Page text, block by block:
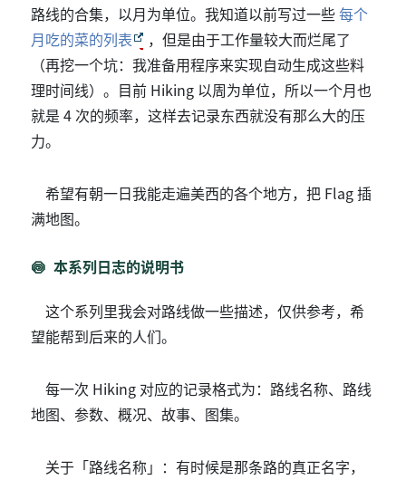
路线的合集，以月为单位。我知道以前写过一些每个
月吃的菜的列表
，但是由于工作量较大而烂尾了
（再挖一个坑：我准备用程序来实现自动生成这些料
理时间线）。目前 Hiking 以周为单位，所以一个月也
就是 4 次的频率，这样去记录东西就没有那么大的压
力。
希望有朝一日我能走遍美西的各个地方，把 Flag 插
满地图。
本系列日志的说明书
这个系列里我会对路线做一些描述，仅供参考，希
望能帮到后来的人们。
每一次 Hiking 对应的记录格式为：路线名称、路线
地图、参数、概况、故事、图集。
关于「路线名称」：有时候是那条路的真正名字，